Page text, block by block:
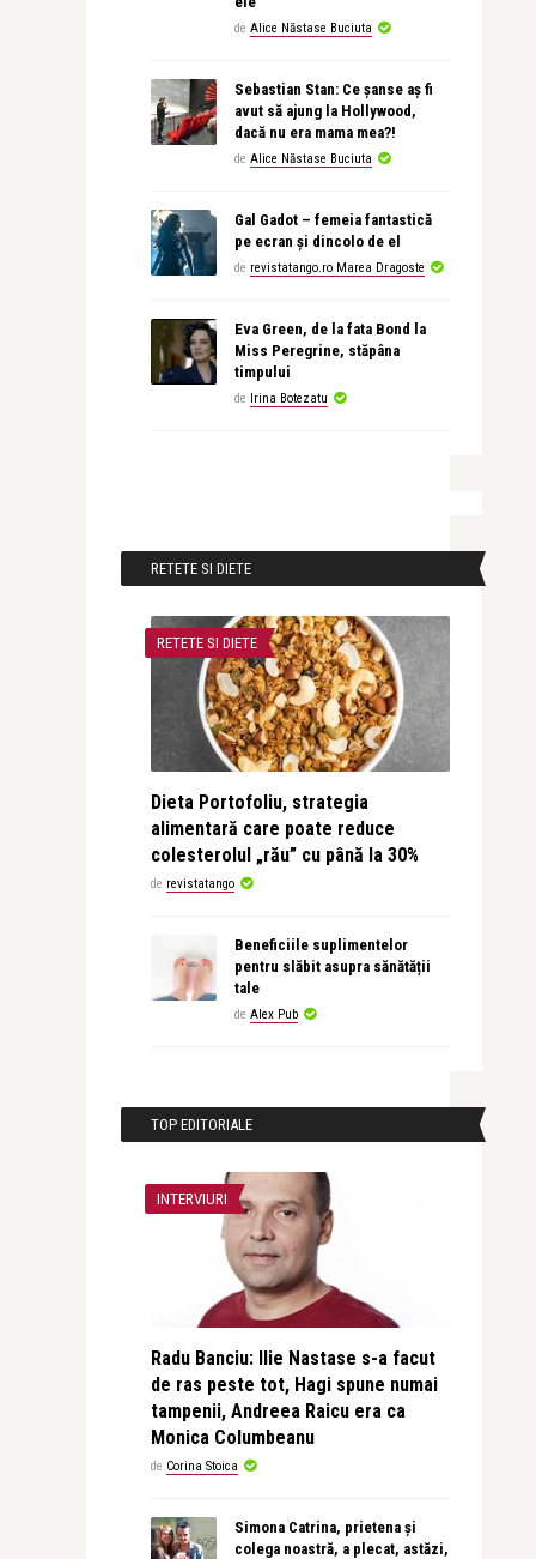
de Alice Năstase Buciuta
Sebastian Stan: Ce șanse aș fi
avut să ajung la Hollywood,
dacă nu era mama mea?!
de Alice Năstase Buciuta
Gal Gadot – femeia fantastică
pe ecran și dincolo de el
de revistatango.ro Marea Dragoste
Eva Green, de la fata Bond la
Miss Peregrine, stăpâna
timpului
de Irina Botezatu
RETETE SI DIETE
RETETE SI DIETE
Dieta Portofoliu, strategia
alimentară care poate reduce
colesterolul „rău” cu până la 30%
de revistatango
Beneficiile suplimentelor
pentru slăbit asupra sănătății
tale
de Alex Pub
TOP EDITORIALE
INTERVIURI
Radu Banciu: Ilie Nastase s-a facut
de ras peste tot, Hagi spune numai
tampenii, Andreea Raicu era ca
Monica Columbeanu
de Corina Stoica
Simona Catrina, prietena și
colega noastră, a plecat, astăzi,